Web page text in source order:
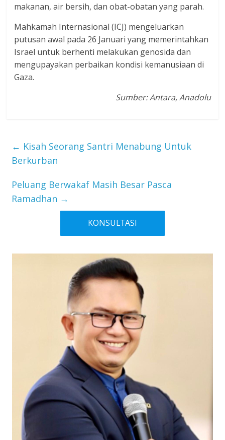
makanan, air bersih, dan obat-obatan yang parah.
Mahkamah Internasional (ICJ) mengeluarkan
putusan awal pada 26 Januari yang memerintahkan
Israel untuk berhenti melakukan genosida dan
mengupayakan perbaikan kondisi kemanusiaan di
Gaza.
Sumber: Antara, Anadolu
← Kisah Seorang Santri Menabung Untuk
Berkurban
Peluang Berwakaf Masih Besar Pasca
Ramadhan →
KONSULTASI